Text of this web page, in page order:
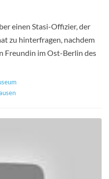
einen Stasi-Offizier, der
zu hinterfragen, nachdem
Freundin im Ost-Berlin des